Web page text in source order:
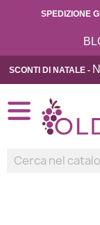
SPEDIZIONE
SCONTI DI NATALE -